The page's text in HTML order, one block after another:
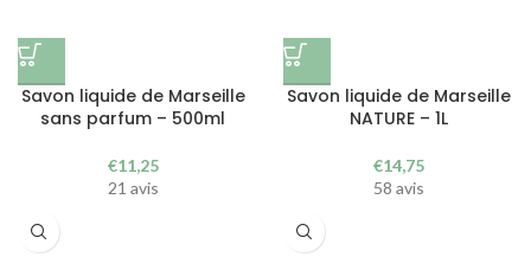
Savon liquide de Marseille
sans parfum – 500ml
€11,25
21 avis
Savon liquide de Marseille
NATURE – 1L
€14,75
58 avis